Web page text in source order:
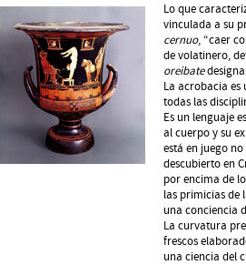
Lo que
vinculada a su
cernuo, “caer
de volatinero,
oreibate
La acrobacia
todas las
Es un lenguaje
al cuerpo y su
está en juego
descubierto en
por encima de
las primicias de
una conciencia
La curvatura
frescos
una ciencia del